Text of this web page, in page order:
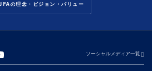
の理念・ビジョン・バリュー
ソーシャルメディア一覧